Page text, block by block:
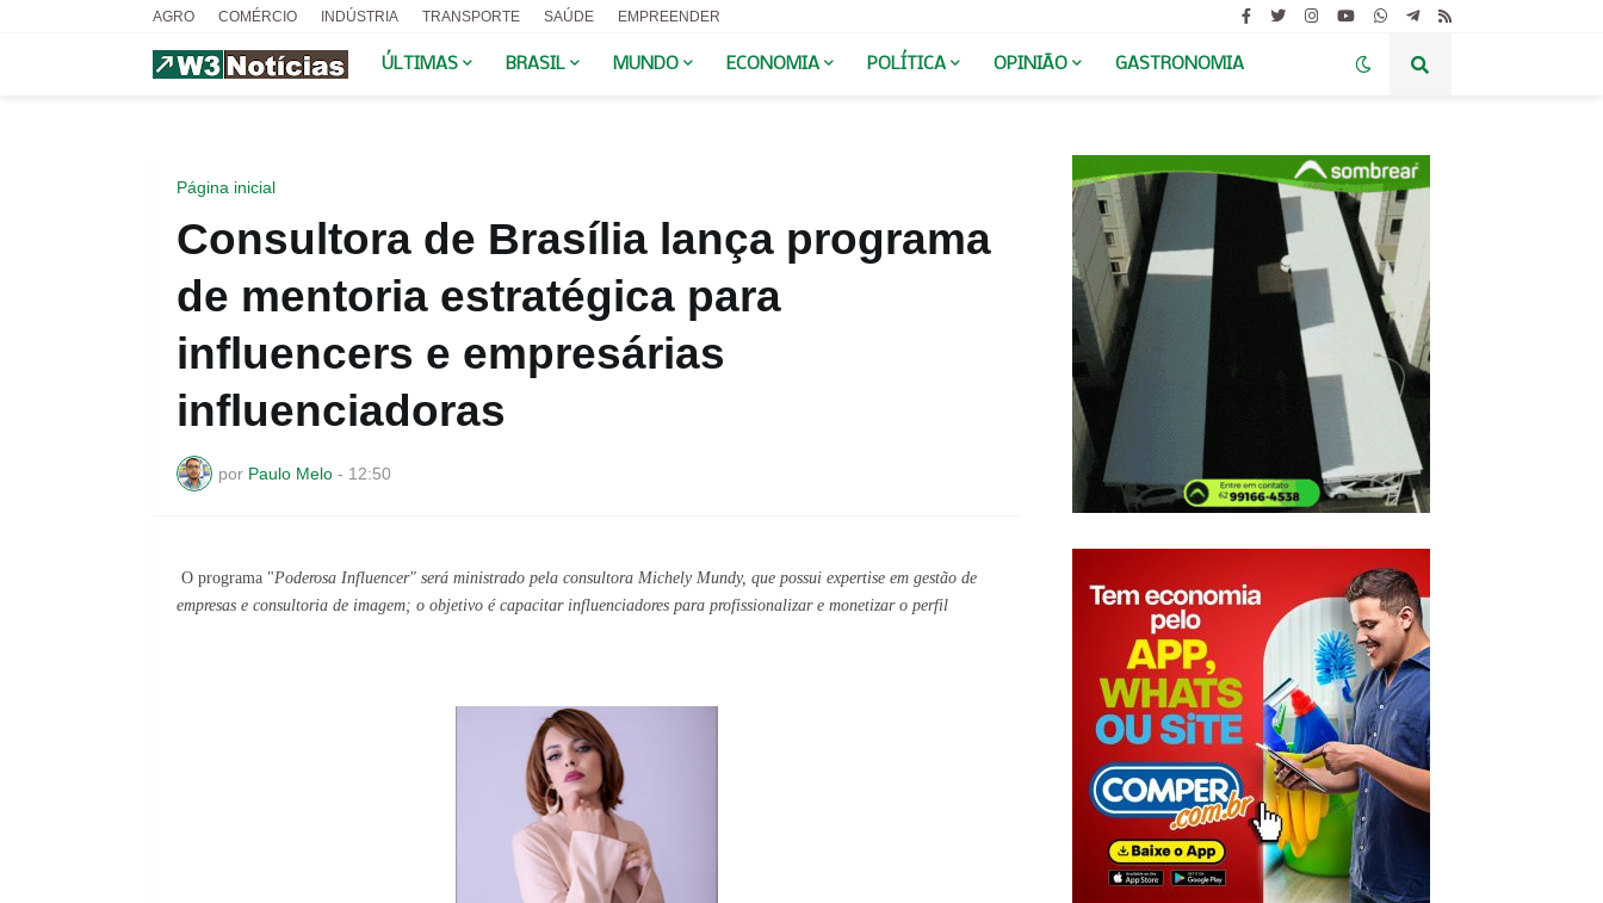
AGRO COMÉRCIO INDÚSTRIA TRANSPORTE SAÚDE EMPREENDER
ÚLTIMAS BRASIL MUNDO ECONOMIA POLÍTICA OPINIÃO GASTRONOMIA
Página inicial
Consultora de Brasília lança programa
de mentoria estratégica para
influencers e empresárias
influenciadoras
por Paulo Melo - 12:50
O programa "Poderosa Influencer" será ministrado pela consultora Michely Mundy, que possui expertise em gestão de
empresas e consultoria de imagem; o objetivo é capacitar influenciadores para profissionalizar e monetizar o perfil